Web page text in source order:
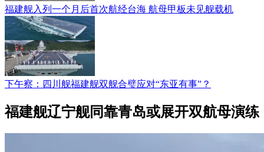
福建舰入列一个月后首次航经台海 航母甲板未见舰载机
下午察：四川舰福建舰双舰合璧应对“东亚有事”？
福建舰辽宁舰同靠青岛或展开双航母演练